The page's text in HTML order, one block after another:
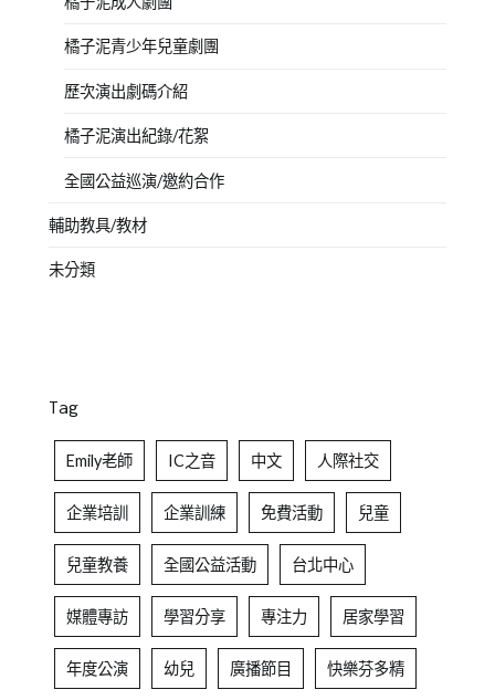
橘子泥青少年兒童劇團
歷次演出劇碼介紹
橘子泥演出紀錄/花絮
全國公益巡演/邀約合作
輔助教具/教材
未分類
Tag
Emily老師 IC之音 中文 人際社交
企業培訓 企業訓練 免費活動 兒童
兒童教養 全國公益活動 台北中心
媒體專訪 學習分享 專注力 居家學習
年度公演 幼兒 廣播節目 快樂芬多精